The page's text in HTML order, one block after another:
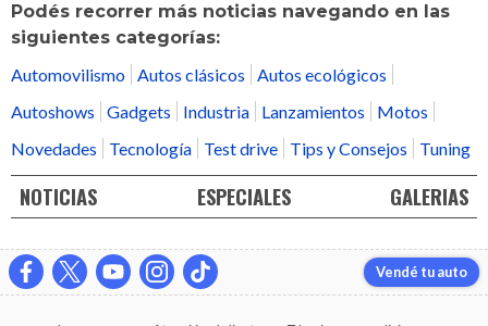
Podés recorrer más noticias navegando en las
siguientes categorías:
Automovilismo
Autos clásicos
Autos ecológicos
Autoshows
Gadgets Industria Lanzamientos
Motos
Novedades
Tecnología Test drive Tips y Consejos Tuning
NOTICIAS ESPECIALES GALERIAS
Vendé tu auto